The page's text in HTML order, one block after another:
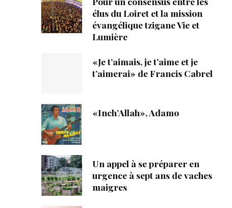
élus du Loiret et la mission
évangélique tzigane Vie et
Lumière
«Je t’aimais, je t’aime et je
t’aimerai» de Francis Cabrel
«Inch’Allah», Adamo
Un appel à se préparer en
urgence à sept ans de vaches
maigres